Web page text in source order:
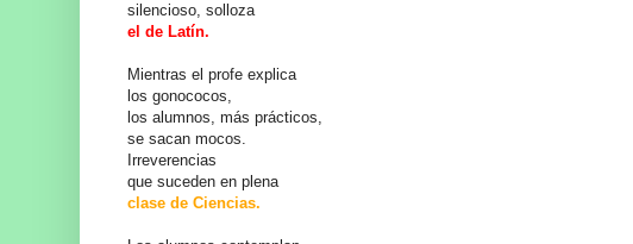
silencioso, solloza
el de Latín.
Mientras el profe explica
los gonococos,
los alumnos, más prácticos,
se sacan mocos.
Irreverencias
que suceden en plena
clase de Ciencias.